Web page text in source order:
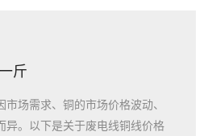
斤
场需求、铜的市场价格波动、
异。以下是关于废电线铜线价格